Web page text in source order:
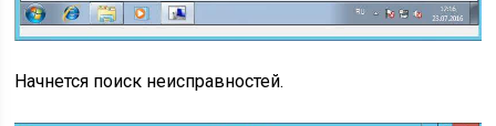
Начнется поиск неисправностей.